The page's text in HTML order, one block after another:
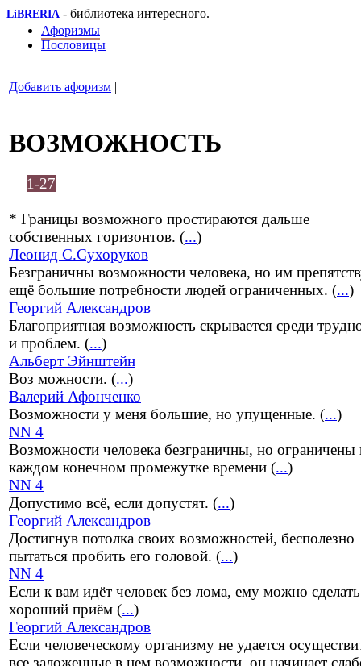
LiBRERIA - библиотека интересного.
Афоризмы
Пословицы
Добавить афоризм |
ВОЗМОЖНОСТЬ
1-27
* Границы возможного простираются дальше
собственных горизонтов. (...)
Леонид С.Сухоруков
Безграничны возможности человека, но им
ещё большие потребности людей ограниченных. (...)
Георгий Александров
Благоприятная возможность скрывается среди
и проблем. (...)
Альберт Эйнштейн
Воз можности. (...)
Валерий Афонченко
Возможности у меня большие, но упущенные. (...)
NN 4
Возможности человека безграничны, но ограничены
каждом конечном промежутке времени (...)
NN 4
Допустимо всё, если допустят. (...)
Георгий Александров
Достигнув потолка своих возможностей, бесполезно
пытаться пробить его головой. (...)
NN 4
Если к вам идёт человек без лома, ему можно сделать
хороший приём (...)
Георгий Александров
Если человеческому организму не удается